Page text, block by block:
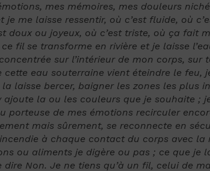
mes mémoires, mes douleurs
je me laisse ressentir, où c’est fluide, où
doux ou joyeux, où c’est triste, où ça fait
ce fil se transforme en rivière et je laisse
sur l’intérieur de mon corps, sur
cette eau souterraine vient éteindre le
laisse bercer, baigner les zones les plus
ajoute la ou les couleurs que je souhaite ;
porteuse de mes émotions recirculer
mais sûrement, se reconnecte en
à chaque contact du corps avec
ou aliments je digère ou pas ; ce que je
dire Non. Je ne tiens qu’à un fil, celui de